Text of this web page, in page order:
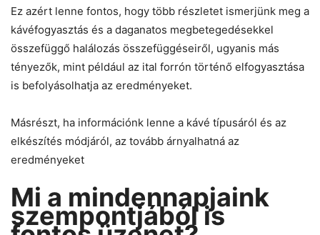
Ez azért lenne fontos, hogy több részletet ismerjünk meg a
kávéfogyasztás és a daganatos megbetegedésekkel
összefüggő halálozás összefüggéseiről, ugyanis más
tényezők, mint például az ital forrón történő elfogyasztása
is befolyásolhatja az eredményeket.
Másrészt, ha információnk lenne a kávé típusáról és az
elkészítés módjáról, az tovább árnyalhatná az
eredményeket
Mi a mindennapjaink
szempontjából is